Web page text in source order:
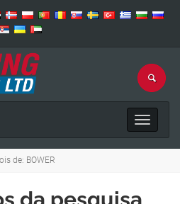
Toggle
de: BOWER